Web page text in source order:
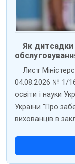
Як
Лист
04.08.2026 № 1/
освіти і науки
України "Про
вихованців в